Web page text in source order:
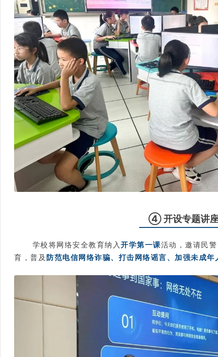
④ 开设专题讲
学校将网络安全教育纳入开学第一课活动，邀请民
育，普及 防范电信网络诈骗、打击网络谣言、加强未成年